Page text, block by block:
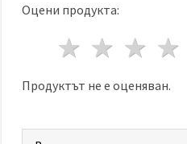
Оцени продукта:
3
2
1 звезда
Продуктът не е оценяван.